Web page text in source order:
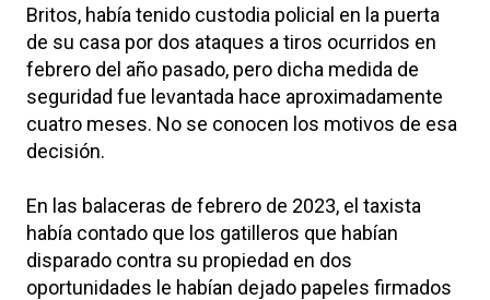
Britos, había tenido custodia policial en la puerta
de su casa por dos ataques a tiros ocurridos en
febrero del año pasado, pero dicha medida de
seguridad fue levantada hace aproximadamente
cuatro meses. No se conocen los motivos de esa
decisión.
En las balaceras de febrero de 2023, el taxista
había contado que los gatilleros que habían
disparado contra su propiedad en dos
oportunidades le habían dejado papeles firmados